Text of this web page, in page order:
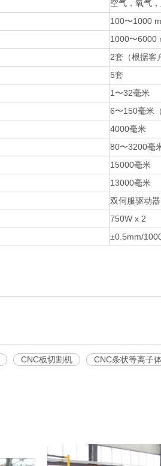
空气，氧气
100〜1000
1000〜6000
2套（根据客
5套
1〜32毫米
6〜150毫米
4000毫米
80〜3200毫
15000毫米
13000毫米
双伺服驱动器
750W x 2
±0.5mm/
CNC板切割机 CNC条状等离子